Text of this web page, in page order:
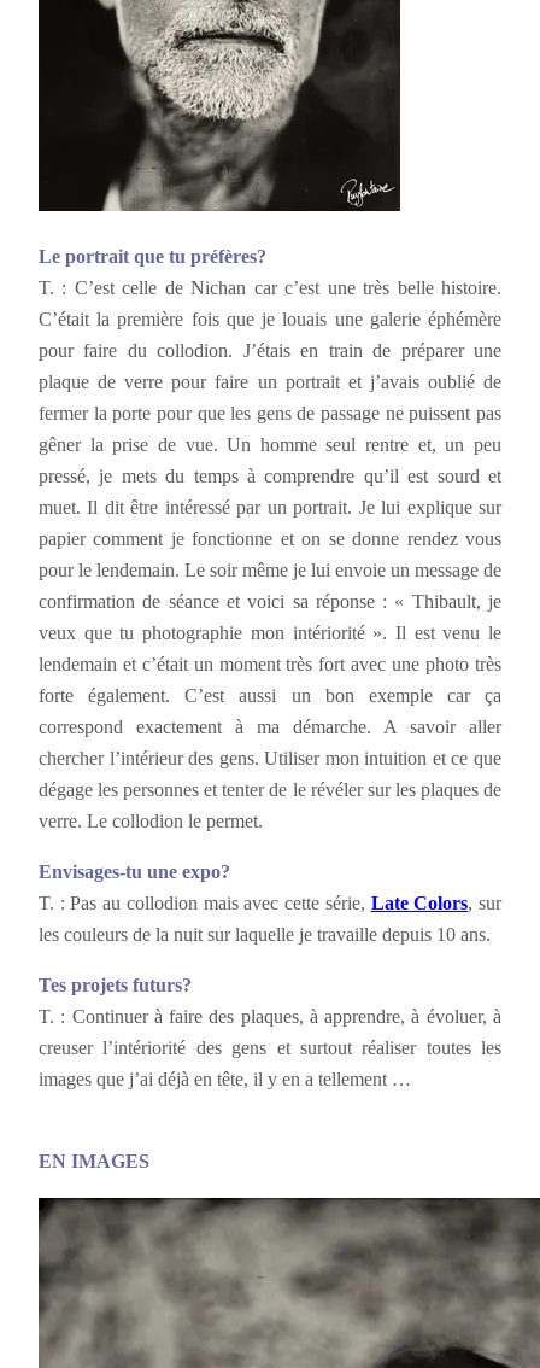
Le portrait que tu préfères?
T. : C’est celle de Nichan car c’est une très belle histoire.
C’était la première fois que je louais une galerie éphémère
pour faire du collodion. J’étais en train de préparer une
plaque de verre pour faire un portrait et j’avais oublié de
fermer la porte pour que les gens de passage ne puissent pas
gêner la prise de vue. Un homme seul rentre et, un peu
pressé, je mets du temps à comprendre qu’il est sourd et
muet. Il dit être intéressé par un portrait. Je lui explique sur
papier comment je fonctionne et on se donne rendez vous
pour le lendemain. Le soir même je lui envoie un message de
confirmation de séance et voici sa réponse : « Thibault, je
veux que tu photographie mon intériorité ». Il est venu le
lendemain et c’était un moment très fort avec une photo très
forte également. C’est aussi un bon exemple car ça
correspond exactement à ma démarche. A savoir aller
chercher l’intérieur des gens. Utiliser mon intuition et ce que
dégage les personnes et tenter de le révéler sur les plaques de
verre. Le collodion le permet.
Envisages-tu une expo?
T. : Pas au collodion mais avec cette série, Late Colors, sur
les couleurs de la nuit sur laquelle je travaille depuis 10 ans.
Tes projets futurs?
T. : Continuer à faire des plaques, à apprendre, à évoluer, à
creuser l’intériorité des gens et surtout réaliser toutes les
images que j’ai déjà en tête, il y en a tellement …
EN IMAGES